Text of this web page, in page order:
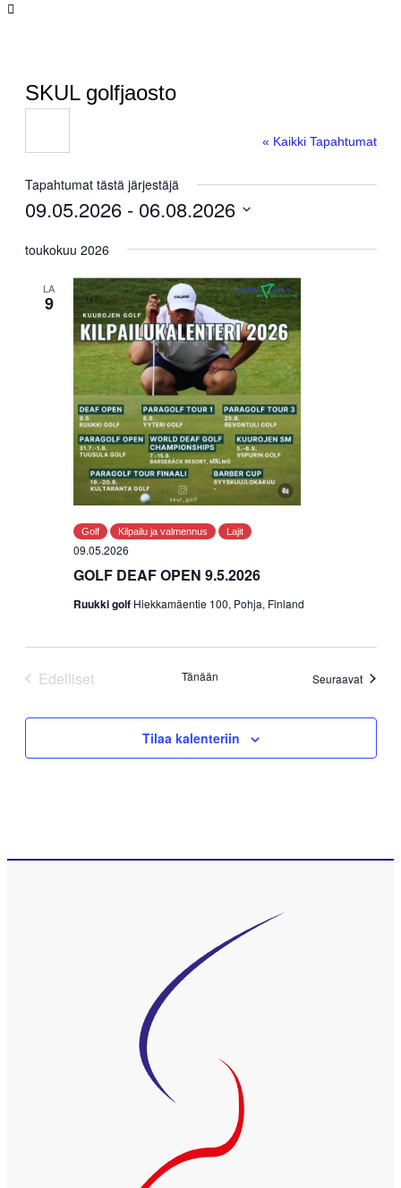
SKUL golfjaosto
« Kaikki Tapahtumat
Tapahtumat tästä järjestäjä
09.05.2026 - 06.08.2026
päivä.
toukokuu 2026
LA
9
GOLF DEAF OPEN 9.5.2026
09.05.2026
Golf Kilpailu ja valmennus Lajit
Ruukki golf Hiekkamäentie 100, Pohja, Finland
Edelliset
Tänään Seuraavat
Tilaa kalenteriin